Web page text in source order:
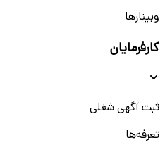
وبینار‌‌ها
کارفرمایان
ثبت آگهی شغلی
تعرفه‌ها